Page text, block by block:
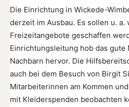
Die Einrichtung in Wickede-
derzeit im Ausbau. Es sollen u. a.
Freizeitangebote geschaffen
Einrichtungsleitung hob das gute
Nachbarn hervor. Die
auch bei dem Besuch von Birgit
Mitarbeiterinnen am Kommen
mit Kleiderspenden beobachten